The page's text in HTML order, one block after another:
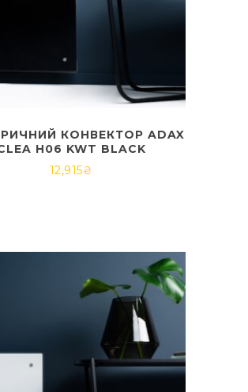
КОНВЕКТОР ADAX
H06 KWT BLACK
12,915₴